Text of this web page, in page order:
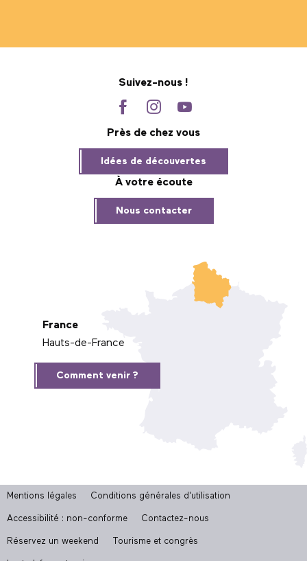
Suivez-nous !
Près de chez vous
Idées de découvertes
À votre écoute
Nous contacter
France
Hauts-de-France
Comment venir ?
Mentions légales Conditions générales d'utilisation
Accessibilité : non-conforme Contactez-nous
Réservez un weekend Tourisme et congrès